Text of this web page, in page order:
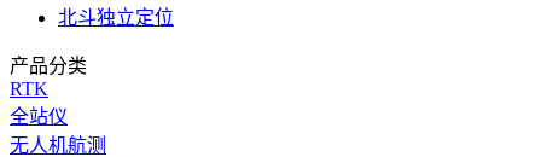
北斗独立定位
产品分类
RTK
全站仪
无人机航测